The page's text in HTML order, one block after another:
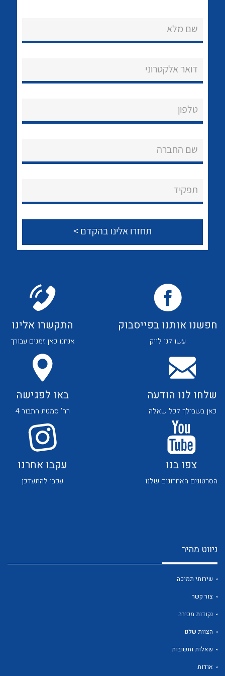
נקודות מכירה
About Ateka Ltd.
צור קשר
לכל מוצרי היצרן
לכל מוצרי היצרן לכל מוצרי היצרן
לכל מוצרי היצרן לכל מוצרי היצרן
לכל מוצרי היצרן לכל מוצרי היצרן
שם מלא
דואר אלקטרוני
טלפון
שם החברה
תפקיד
חפשנו אותנו בפייסבוק
עשו לנו לייק
התקשרו אלינו
אנחנו כאן זמנים עבורך
שלחו לנו הודעה
כאן בשבילך לכל שאלה
באו לפגישה
רח' סמטת התבור 4
צפו בנו
הסרטונים האחרונים שלנו
עקבו אחרנו
עקבו להתעדכן
ניווט מהיר
שירותי תמיכה
צור קשר
נקודות מכירה
הצוות שלנו
שאלות ותשובות
אודות